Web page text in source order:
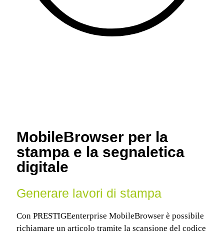
MobileBrowser per la
stampa e la segnaletica
digitale
Generare lavori di stampa
Con PRESTIGEenterprise MobileBrowser è possibile
richiamare un articolo tramite la scansione del codice